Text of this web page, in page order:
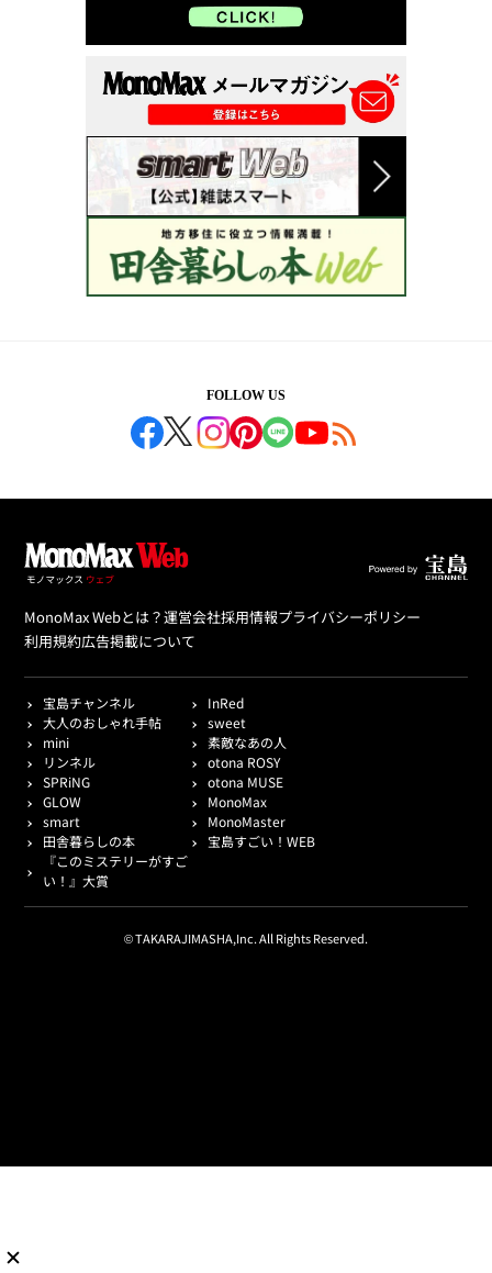
FOLLOW US
MonoMax Webとは？運営会社採用情報プライバシーポリシー
利用規約広告掲載について
宝島チャンネル
InRed
大人のおしゃれ手帖
sweet
mini
素敵なあの人
リンネル
otona ROSY
SPRiNG
otona MUSE
GLOW
MonoMax
smart
MonoMaster
田舎暮らしの本
宝島すごい！WEB
『このミステリーがすご
い！』大賞
© TAKARAJIMASHA,Inc. All Rights Reserved.